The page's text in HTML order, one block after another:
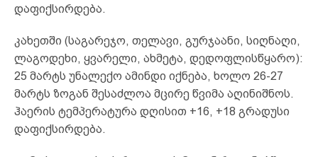
დაფიქსირდება.
კახეთში (საგარეჯო, თელავი, გურჯაანი, სიღნაღი,
ლაგოდეხი, ყვარელი, ახმეტა, დედოფლისწყარო):
25 მარტს უნალექო ამინდი იქნება, ხოლო 26-27
მარტს ზოგან შესაძლოა მცირე წვიმა აღინიშნოს.
ჰაერის ტემპერატურა დღისით +16, +18 გრადუსი
დაფიქსირდება.